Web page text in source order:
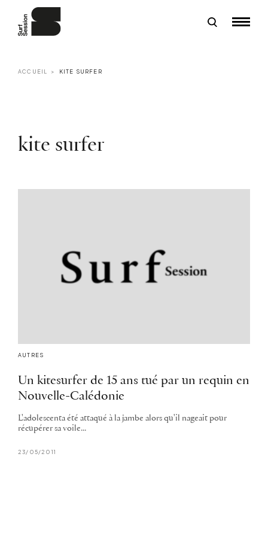
ACCUEIL KITE SURFER
kite surfer
AUTRES
Un kitesurfer de 15 ans tué par un requin en
Nouvelle-Calédonie
L'adolescenta été attaqué à la jambe alors qu'il nageait pour
récupérer sa voile...
23/05/2011